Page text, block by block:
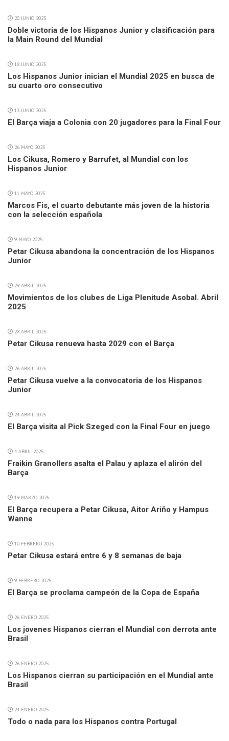
20 JUNIO 2025
Doble victoria de los Hispanos Junior y clasificación para
la Main Round del Mundial
18 JUNIO 2025
Los Hispanos Junior inician el Mundial 2025 en busca de
su cuarto oro consecutivo
13 JUNIO 2025
El Barça viaja a Colonia con 20 jugadores para la Final Four
26 MAYO 2025
Los Cikusa, Romero y Barrufet, al Mundial con los
Hispanos Junior
11 MAYO 2025
Marcos Fis, el cuarto debutante más joven de la historia
con la selección española
9 MAYO 2025
Petar Cikusa abandona la concentración de los Hispanos
Junior
29 ABRIL 2025
Movimientos de los clubes de Liga Plenitude Asobal. Abril
2025
28 ABRIL 2025
Petar Cikusa renueva hasta 2029 con el Barça
26 ABRIL 2025
Petar Cikusa vuelve a la convocatoria de los Hispanos
Junior
24 ABRIL 2025
El Barça visita al Pick Szeged con la Final Four en juego
4 ABRIL 2025
Fraikin Granollers asalta el Palau y aplaza el alirón del
Barça
19 MARZO 2025
El Barça recupera a Petar Cikusa, Aitor Ariño y Hampus
Wanne
10 FEBRERO 2025
Petar Cikusa estará entre 6 y 8 semanas de baja
9 FEBRERO 2025
El Barça se proclama campeón de la Copa de España
26 ENERO 2025
Los jovenes Hispanos cierran el Mundial con derrota ante
Brasil
26 ENERO 2025
Los Hispanos cierran su participación en el Mundial ante
Brasil
24 ENERO 2025
Todo o nada para los Hispanos contra Portugal